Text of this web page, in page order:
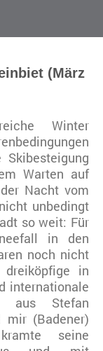
(März
Winter
Warten auf
Nacht vom
unbedingt
so weit: Für
in den
noch nicht
dreiköpfige in
internationale
aus Stefan
mir (Badener)
seine